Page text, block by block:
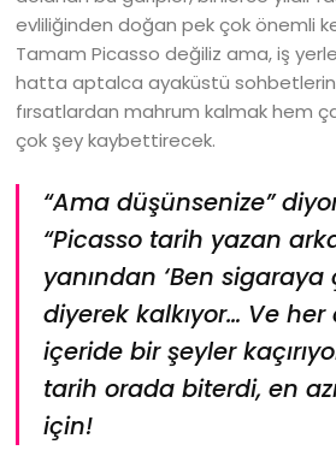
evliliğinden doğan pek çok önemli
Tamam Picasso değiliz ama, iş
hatta aptalca ayaküstü sohbetlerin
fırsatlardan mahrum kalmak hem
çok şey kaybettirecek.
“Ama düşünsenize”
“Picasso tarih yazan
yanından ‘Ben sigaraya
diyerek kalkıyor… Ve her
içeride bir şeyler
tarih orada biterdi, en
için!